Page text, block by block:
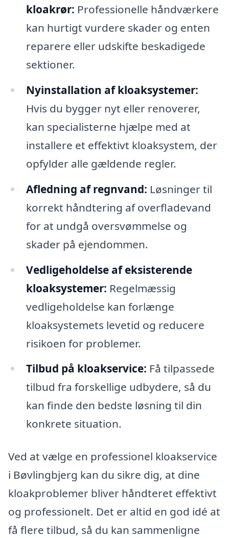
kloakrør: Professionelle håndværkere
kan hurtigt vurdere skader og enten
reparere eller udskifte beskadigede
sektioner.
Nyinstallation af kloaksystemer:
Hvis du bygger nyt eller renoverer,
kan specialisterne hjælpe med at
installere et effektivt kloaksystem, der
opfylder alle gældende regler.
Afledning af regnvand: Løsninger til
korrekt håndtering af overfladevand
for at undgå oversvømmelse og
skader på ejendommen.
Vedligeholdelse af eksisterende
kloaksystemer: Regelmæssig
vedligeholdelse kan forlænge
kloaksystemets levetid og reducere
risikoen for problemer.
Tilbud på kloakservice: Få tilpassede
tilbud fra forskellige udbydere, så du
kan finde den bedste løsning til din
konkrete situation.
Ved at vælge en professionel kloakservice
i Bøvlingbjerg kan du sikre dig, at dine
kloakproblemer bliver håndteret effektivt
og professionelt. Det er altid en god idé at
få flere tilbud, så du kan sammenligne